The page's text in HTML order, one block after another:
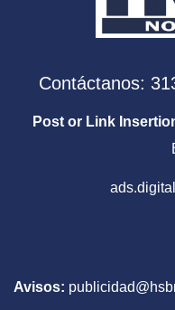
Contáctanos:
Post or Link
Avisos: